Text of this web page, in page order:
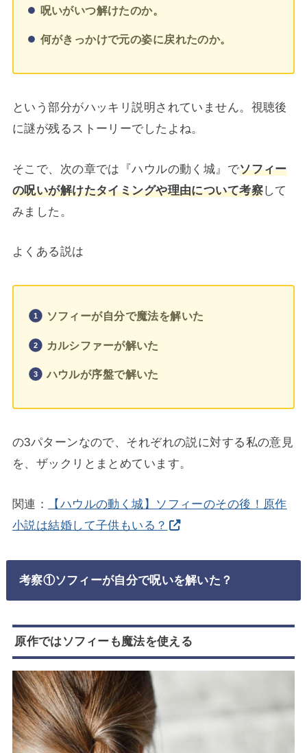
呪いがいつ解けたのか。
何がきっかけで元の姿に戻れたのか。
という部分がハッキリ説明されていません。視聴後
に謎が残るストーリーでしたよね。
そこで、次の章では『ハウルの動く城』でソフィー
の呪いが解けたタイミングや理由について考察して
みました。
よくある説は
ソフィーが自分で魔法を解いた
カルシファーが解いた
ハウルが序盤で解いた
の3パターンなので、それぞれの説に対する私の意見
を、ザックリとまとめています。
関連：
【ハウルの動く城】ソフィーのその後！原作
小説は結婚して子供もいる？
考察①ソフィーが自分で呪いを解いた？
原作ではソフィーも魔法を使える